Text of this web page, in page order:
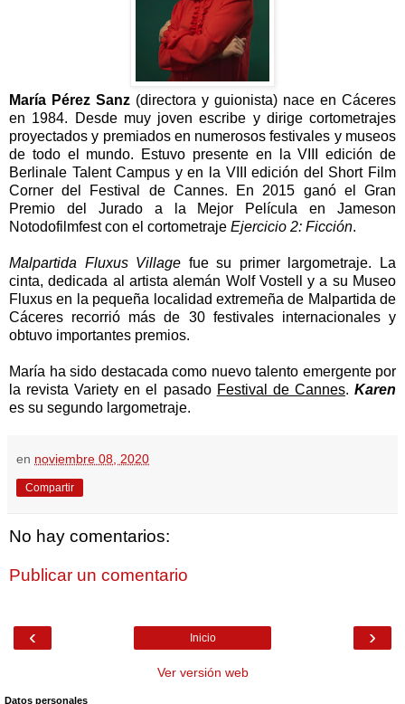
María Pérez Sanz (directora y guionista) nace en Cáceres
en 1984. Desde muy joven escribe y dirige cortometrajes
proyectados y premiados en numerosos festivales y museos
de todo el mundo. Estuvo presente en la VIII edición de
Berlinale Talent Campus y en la VIII edición del Short Film
Corner del Festival de Cannes. En 2015 ganó el Gran
Premio del Jurado a la Mejor Película en Jameson
Notodofilmfest con el cortometraje Ejercicio 2: Ficción.
Malpartida Fluxus Village fue su primer largometraje. La
cinta, dedicada al artista alemán Wolf Vostell y a su Museo
Fluxus en la pequeña localidad extremeña de Malpartida de
Cáceres recorrió más de 30 festivales internacionales y
obtuvo importantes premios.
María ha sido destacada como nuevo talento emergente por
la revista Variety en el pasado Festival de Cannes.Karen
es su segundo largometraje.
en noviembre 08, 2020
Compartir
No hay comentarios:
Publicar un comentario
‹ ›
Inicio
Ver versión web
Datos personales